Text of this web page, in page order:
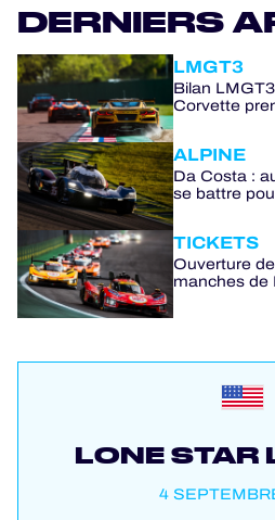
DERNIERS
LMGT3
Bilan
Corvette
ALPINE
Da Costa :
se battre
TICKETS
Ouverture
manches de
LONE STAR
4